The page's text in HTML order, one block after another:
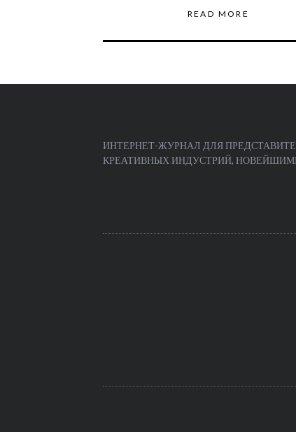
READ MORE
ИНТЕРНЕТ-ЖУРНАЛ ДЛЯ
КРЕАТИВНЫХ ИНДУСТРИЙ,